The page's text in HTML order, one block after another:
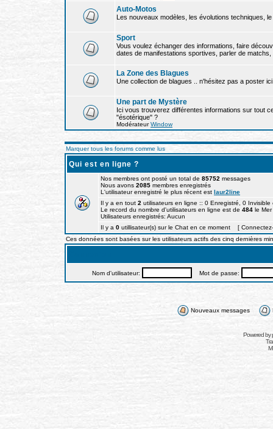
Auto-Motos
Les nouveaux modèles, les évolutions techniques,
Sport
Vous voulez échanger des informations, faire
dates de manifestations sportives, parler de
La Zone des Blagues
Une collection de blagues .. n'hésitez pas a poster
Une part de Mystère
Ici vous trouverez différentes informations sur tout
"ésotérique" ?
ModérateurWindow
Marquer tous les forums comme lus
Qui est en ligne ?
Nos membres ont posté un total de 85752 messages
Nous avons 2085 membres enregistrés
L'utilisateur enregistré le plus récent est laur2line
Il y a en tout 2 utilisateurs en ligne :: 0 Enregistré, 0
Le record du nombre d'utilisateurs en ligne est de 484 le
Utilisateurs enregistrés: Aucun
Il y a 0 utillisateur(s) sur le Chat en ce moment [
Ces données sont basées sur les utilisateurs actifs des cinq dernières
Nom d'utilisateur: Mot de passe:
Nouveaux messages
Powered by